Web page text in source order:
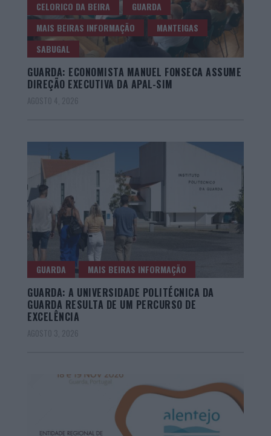
CELORICO DA BEIRA
GUARDA
MAIS BEIRAS INFORMAÇÃO
MANTEIGAS
SABUGAL
GUARDA: ECONOMISTA MANUEL FONSECA ASSUME
DIREÇÃO EXECUTIVA DA APAL-SIM
GUARDA MAIS BEIRAS INFORMAÇÃO
GUARDA: A UNIVERSIDADE POLITÉCNICA DA
GUARDA RESULTA DE UM PERCURSO DE
EXCELÊNCIA